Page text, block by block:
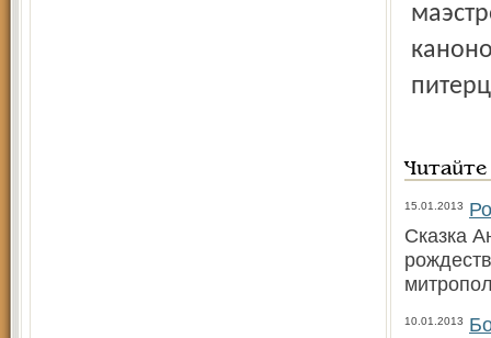
15.01.2013
Сказка
10.01.2013